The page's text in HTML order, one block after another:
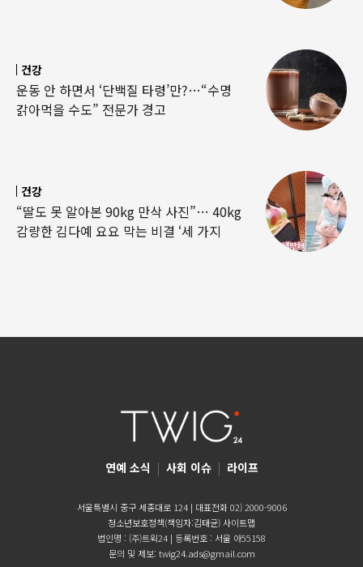
건강
운동 안 하면서 ‘단백질 타령’만?…“수명
갉아먹을 수도” 전문가 경고
건강
“딸도 못 알아본 90kg 만삭 사진”… 40kg
감량한 김다예 요요 막는 비결 ‘세 가지
연예 소식 | 사회 이슈 | 라이프
서울특별시 중구 세종대로 124 | 대표전화 02) 2000-9006
청소년보호정책(책임자:김태균)사이트맵
법인명 : (주)트윅24 | 등록번호 : 서울 아55158
문의 및 제보: twig24.ads@gmail.com